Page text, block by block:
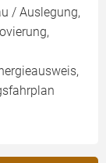
/ Auslegung,